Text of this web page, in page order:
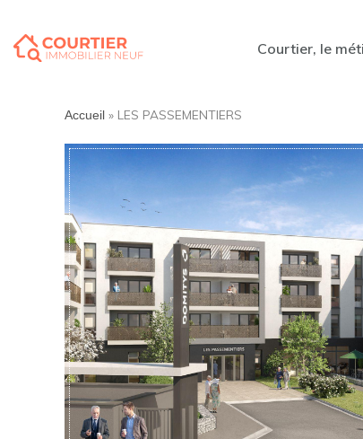
Courtier, le
Accueil » LES PASSEMENTIERS